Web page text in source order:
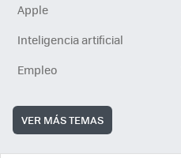
Apple
Inteligencia artificial
Empleo
VER MÁS TEMAS